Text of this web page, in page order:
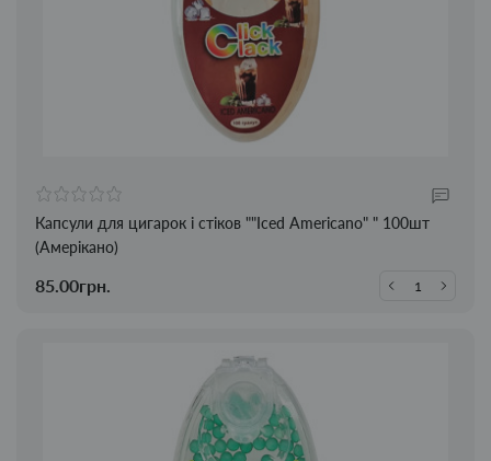
Капсули для цигарок і стіков ""Iced Americano" " 100шт
(Амерікано)
85.00грн.